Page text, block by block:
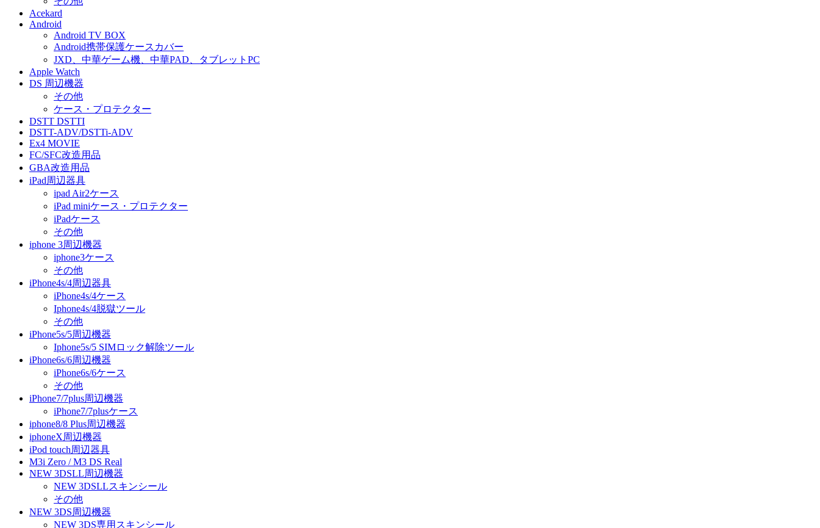
Acekard
Android
Android TV BOX
Android携帯保護ケースカバー
JXD、中華ゲーム機、中華PAD、タブレットPC
Apple Watch
DS 周辺機器
その他
ケース・プロテクター
DSTT DSTTI
DSTT-ADV/DSTTi-ADV
Ex4 MOVIE
FC/SFC改造用品
GBA改造用品
iPad周辺器具
ipad Air2ケース
iPad miniケース・プロテクター
iPadケース
その他
iphone 3周辺機器
iphone3ケース
その他
iPhone4s/4周辺器具
iPhone4s/4ケース
Iphone4s/4脱獄ツール
その他
iPhone5s/5周辺機器
Iphone5s/5 SIMロック解除ツール
iPhone6s/6周辺機器
iPhone6s/6ケース
その他
iPhone7/7plus周辺機器
iPhone7/7plusケース
iphone8/8 Plus周辺機器
iphoneX周辺機器
iPod touch周辺器具
M3i Zero / M3 DS Real
NEW 3DSLL周辺機器
NEW 3DSLLスキンシール
その他
NEW 3DS周辺機器
NEW 3DS専用スキンシール